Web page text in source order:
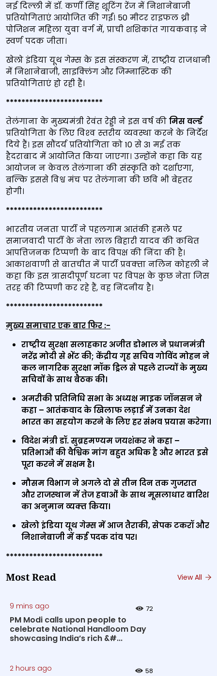
नई दिल्‍ली में डॉ. कर्णी सिंह शूटिंग रेंज में निशानेबाजी
प्रतियोगिताएं आयोजित की गईं। 50 मीटर राइफल थ्री
पोजिशन महिला युवा वर्ग में, प्राची शशिकांत गायकवाड़ ने
स्वर्ण पदक जीता।
खेलो इंडिया यूथ गेम्स के इस संस्करण में, राष्ट्रीय राजधानी
में निशानेबाजी, साइक्‍लिंग और जिम्नास्टिक की
प्रतियोगिताएं हो रही हैं।
*************************
तेलंगाना के मुख्‍यमंत्री रेवंत रेड्डी ने इस वर्ष की मिस वर्ल्‍ड
प्रतियोगिता के लिए विश्‍व स्‍तरीय व्यवस्था करने के निर्देश
दिये हैं। इस सौंदर्य प्रतियोगिता को 10 से 31 मई तक
हैदराबाद में आयोजित किया जाएगा। उन्‍होंने कहा कि यह
आयोजन न केवल तेलंगाना की संस्‍कृति को दर्शाएगा,
बल्कि इससे विश्व मंच पर तेलंगाना की छवि भी बेहतर
होगी।
*************************
भारतीय जनता पार्टी ने पहलगाम आतंकी हमले पर
समाजवादी पार्टी के नेता लाल बिहारी यादव की कथित
आपत्तिजनक टिप्‍पणी के बाद विपक्ष की निंदा की है।
आकाशवाणी से बातचीत में पार्टी प्रवक्‍ता नलिन कोहली ने
कहा कि इस त्रासदीपूर्ण घटना पर विपक्ष के कुछ नेता जिस
तरह की टिप्‍पणी कर रहे हैं, वह निंदनीय है।
*************************
मुख्य समाचार एक बार फिर :-
राष्ट्रीय सुरक्षा सलाहकार अजीत डोभाल ने प्रधानमंत्री
नरेंद्र मोदी से भेंट की; केंद्रीय गृह सचिव गोविंद मोहन ने
कल नागरिक सुरक्षा मॉक ड्रिल से पहले राज्यों के मुख्य
सचिवों के साथ बैठक की।
अमरीकी प्रतिनिधि सभा के अध्यक्ष माइक जॉनसन ने
कहा – आतंकवाद के खिलाफ लड़ाई में उनका देश
भारत का सहयोग करने के लिए हर संभव प्रयास करेगा।
विदेश मंत्री डॉ. सुब्रहमण्‍यम जयशंकर ने कहा –
प्रतिभाओं की वैश्विक मांग बहुत अधिक है और भारत इसे
पूरा करने में सक्षम है।
मौसम विभाग ने अगले दो से तीन दिन तक गुजरात
और राजस्थान में तेज हवाओं के साथ मूसलाधार बारिश
का अनुमान व्‍यक्‍त किया।
खेलो इंडिया यूथ गेम्स में आज तैराकी, सेपक टकरॉ और
निशानेबाजी में कई पदक दांव पर।
*************************
Most Read View All
9 mins ago 72
PM Modi calls upon people to
celebrate National Handloom Day
showcasing India’s rich &#...
2 hours ago 58